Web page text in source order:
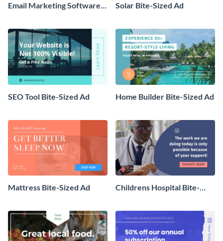
Email Marketing Software
Solar Bite-Sized Ad
SEO Tool Bite-Sized Ad Home Builder Bite-Sized Ad
Mattress Bite-Sized Ad
Childrens Hospital Bite-